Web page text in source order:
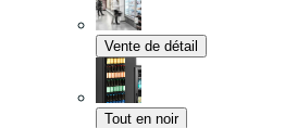
Vente de détail
Tout en noir